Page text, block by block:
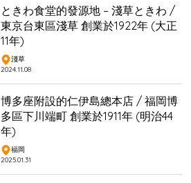
ときわ食堂的發源地 – 淺草ときわ /
東京台東區淺草 創業於1922年 (大正
11年)
淺草
2024.11.08
博多座附設的仁伊島總本店 / 福岡博
多區下川端町 創業於1911年 (明治44
年)
福岡
2025.01.31